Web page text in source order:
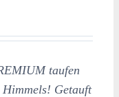
taufen
Himmels! Getauft